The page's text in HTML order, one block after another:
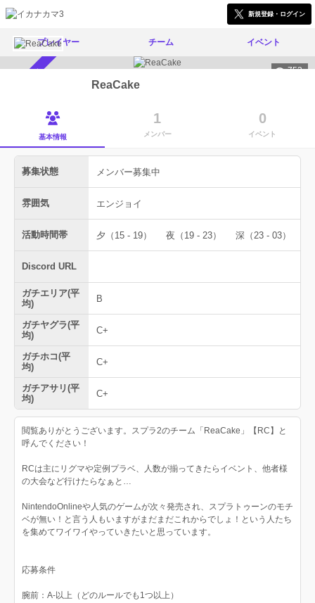
新規登録・ログイン
プレイヤー チーム イベント
752
ReaCake
基本情報
1
メンバー
0
イベント
募集状態 メンバー募集中
雰囲気 エンジョイ
活動時間帯 夕（15 - 19） 夜（19 - 23） 深（23 - 03）
Discord URL
ガチエリア(平
均)
B
ガチヤグラ(平
均)
C+
ガチホコ(平
均)
C+
ガチアサリ(平
均)
C+
閲覧ありがとうございます。スプラ2のチーム「ReaCake」【RC】と
呼んでください！
RCは主にリグマや定例プラベ、人数が揃ってきたらイベント、他者様
の大会など行けたらなぁと…
NintendoOnlineや人気のゲームが次々発売され、スプラトゥーンのモチ
ベが無い！と言う人もいますがまだまだこれからでしょ！という人たち
を集めてワイワイやっていきたいと思っています。
応募条件
腕前：A-以上（どのルールでも1つ以上）